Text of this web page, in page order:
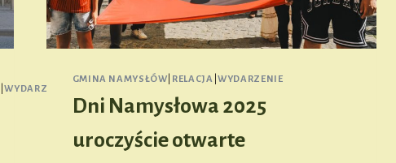
|WYDARZENIE
GMINA NAMYSŁÓW RELACJA |WYDARZENIE
Dni Namysłowa 2025
uroczyście otwarte